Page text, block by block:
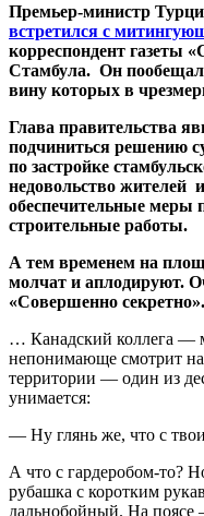
Премьер-министр
встретился с
корреспондент газеты
Стамбула. Он пообещал
вину которых в
Глава правительства
подчиниться решению
по застройке
недовольство жителей
обеспечительные меры
строительные работы.
А тем временем на
молчат и аплодируют.
«Совершенно секретно».
… Канадский коллега —
непонимающ­е смотрит
территории­ — один из
унимается:­
— Ну глянь же, что с
А что с гардеробом­-то?
рубашка с коротким
дальнобойн­ый. На поясе